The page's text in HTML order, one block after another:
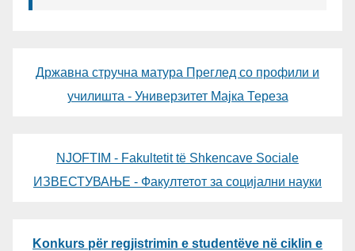
Државна стручна матура Преглед со профили и
училишта - Универзитет Мајка Тереза
NJOFTIM - Fakultetit të Shkencave Sociale
ИЗВЕСТУВАЊЕ - Факултетот за социјални науки
Konkurs për regjistrimin e studentëve në ciklin e